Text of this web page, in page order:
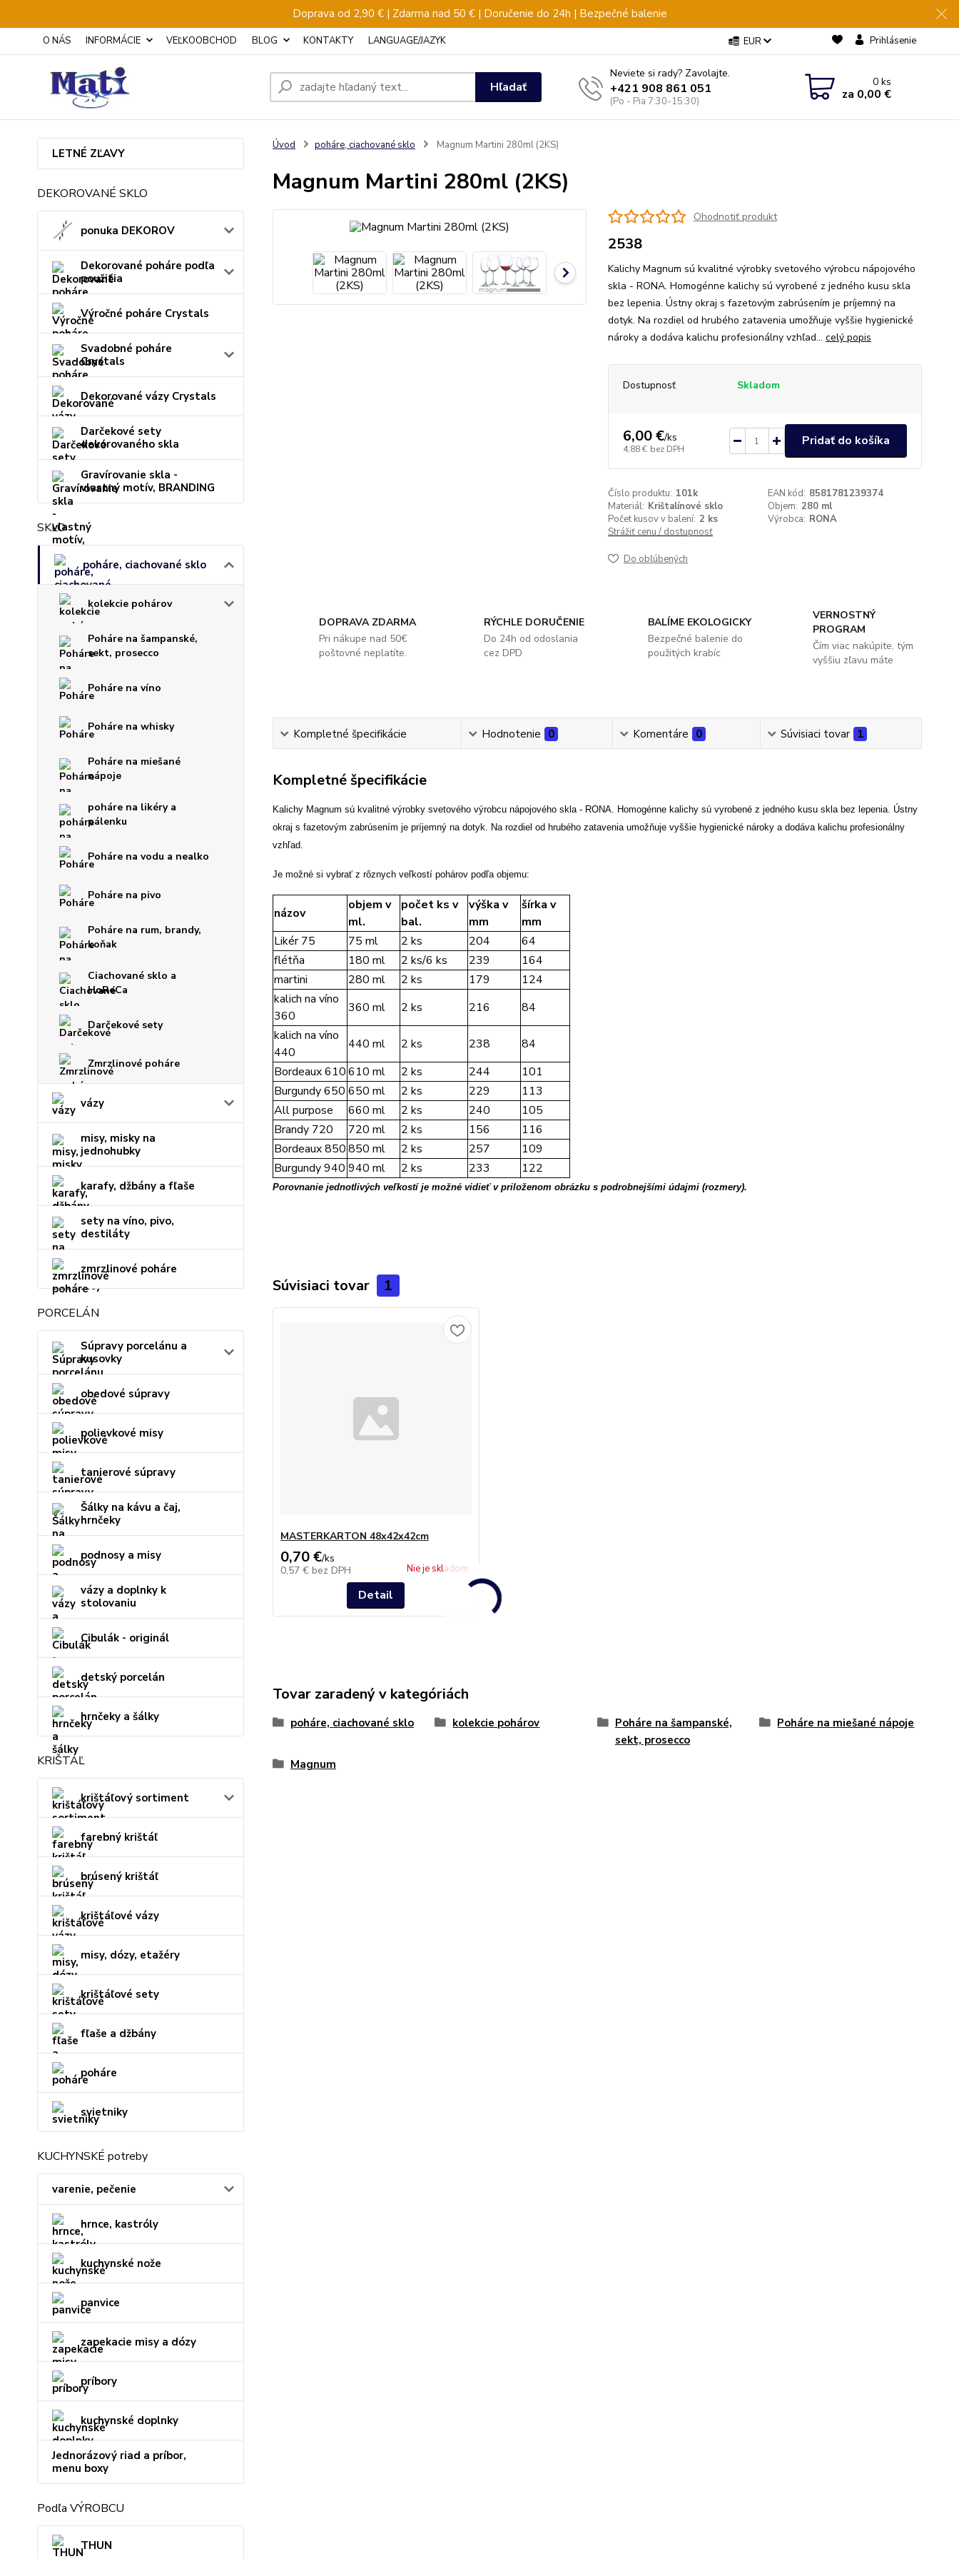
Doprava od 2,90 € | Zdarma nad 50 € | Doručenie do 24h | Bezpečné balenie
O NÁS INFORMÁCIE VEĽKOOBCHOD BLOG KONTAKTY LANGUAGE/JAZYK EUR Prihlásenie
Hľadať
Neviete si rady? Zavolajte.
+421 908 861 051
(Po - Pia 7:30-15:30)
0ks
za 0,00 €
LETNÉ ZĽAVY
DEKOROVANÉ SKLO
ponuka DEKOROV
Dekorované poháre podľa
použitia
Výročné poháre Crystals
Svadobné poháre
Crystals
Dekorované vázy Crystals
Darčekové sety
dekorovaného skla
Gravírovanie skla -
vlastný motív, BRANDING
SKLO
poháre, ciachované sklo
kolekcie pohárov
Poháre na šampanské,
sekt, prosecco
Poháre na víno
Poháre na whisky
Poháre na miešané
nápoje
poháre na likéry a
pálenku
Poháre na vodu a nealko
Poháre na pivo
Poháre na rum, brandy,
koňak
Ciachované sklo a
HoReCa
Darčekové sety
Zmrzlinové poháre
vázy
misy, misky na
jednohubky
karafy, džbány a fľaše
sety na víno, pivo,
destiláty
zmrzlinové poháre
PORCELÁN
Súpravy porcelánu a
kusovky
obedové súpravy
polievkové misy
tanierové súpravy
Šálky na kávu a čaj,
hrnčeky
podnosy a misy
vázy a doplnky k
stolovaniu
Cibulák - originál
detský porcelán
hrnčeky a šálky
KRIŠTÁĽ
krištáľový sortiment
farebný krištáľ
brúsený krištáľ
krištáľové vázy
misy, dózy, etažéry
krištáľové sety
fľaše a džbány
poháre
svietniky
KUCHYNSKÉ potreby
varenie, pečenie
hrnce, kastróly
kuchynské nože
panvice
zapekacie misy a dózy
príbory
kuchynské doplnky
Jednorázový riad a príbor,
menu boxy
Podľa VÝROBCU
THUN
Úvod poháre, ciachované sklo Magnum Martini 280ml (2KS)
Magnum Martini 280ml (2KS)
Ohodnotiť produkt
2538
Kalichy Magnum sú kvalitné výrobky svetového výrobcu nápojového
skla - RONA. Homogénne kalichy sú vyrobené z jedného kusu skla
bez lepenia. Ústny okraj s fazetovým zabrúsením je príjemný na
dotyk. Na rozdiel od hrubého zatavenia umožňuje vyššie hygienické
nároky a dodáva kalichu profesionálny vzhľad... celý popis
Dostupnosť Skladom
6,00 €/ks
4,88 € bez DPH
Pridať do košíka
Číslo produktu: 101k EAN kód: 8581781239374
Materiál: Krištalínové sklo Objem: 280 ml
Počet kusov v balení: 2 ks Výrobca: RONA
Strážiť cenu / dostupnosť
Do obľúbených
DOPRAVA ZDARMA
Pri nákupe nad 50€
poštovné neplatíte.
RÝCHLE DORUČENIE
Do 24h od odoslania
cez DPD
BALÍME EKOLOGICKY
Bezpečné balenie do
použitých krabíc
VERNOSTNÝ
PROGRAM
Čím viac nakúpite, tým
vyššiu zľavu máte
Kompletné špecifikácie Hodnotenie 0 Komentáre 0 Súvisiaci tovar 1
Kompletné špecifikácie
Kalichy Magnum sú kvalitné výrobky svetového výrobcu nápojového skla - RONA. Homogénne kalichy sú vyrobené z jedného kusu skla bez lepenia. Ústny
okraj s fazetovým zabrúsením je príjemný na dotyk. Na rozdiel od hrubého zatavenia umožňuje vyššie hygienické nároky a dodáva kalichu profesionálny
vzhľad.
Je možné si vybrať z rôznych veľkostí pohárov podľa objemu:
názov
objem v
ml.
počet ks v
bal.
výška v
mm
šírka v
mm
Likér 75
75 ml 2 ks 204
64
flétňa
180 ml 2 ks/6 ks 239
164
martini
280 ml 2 ks 179
124
kalich na víno
360
360 ml 2 ks 216
84
kalich na víno
440
440 ml 2 ks 238
84
Bordeaux 610610 ml 2 ks 244
101
Burgundy 650 650 ml 2 ks 229
113
All purpose
660 ml 2 ks 240
105
Brandy 720
720 ml 2 ks 156
116
Bordeaux 850850 ml 2 ks 257
109
Burgundy 940 940 ml 2 ks 233 122
Porovnanie jednotlivých veľkostí je možné vidieť v priloženom obrázku s podrobnejšími údajmi (rozmery).
Súvisiaci tovar 1
MASTERKARTON 48x42x42cm
0,70 €/ks
0,57 € bez DPH Nie je skladom
Detail
Tovar zaradený v kategóriách
poháre, ciachované sklo kolekcie pohárov
Poháre na šampanské,
sekt, prosecco
Poháre na miešané nápoje
Magnum